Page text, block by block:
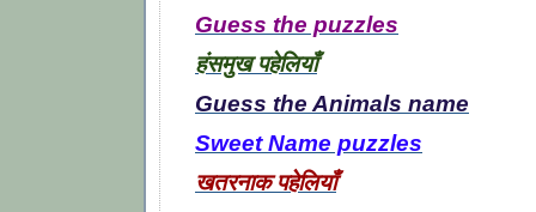
Guess the puzzles
हंसमुख पहेलियाँ
Guess the Animals name
Sweet Name puzzles
खतरनाक पहेलियाँ